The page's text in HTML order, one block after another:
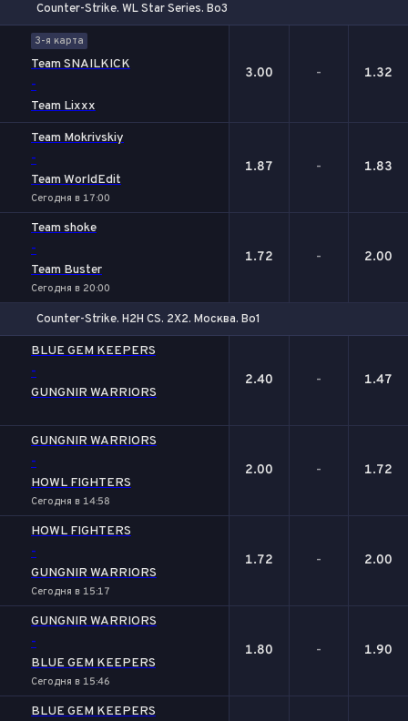
Counter-Strike. WL Star Series. Bo3
3-я карта
Team SNAILKICK
-
Team Lixxx
3.00 - 1.32
Team Mokrivskiy
-
Team WorldEdit
Сегодня в 17:00
1.87 - 1.83
Team shoke
-
Team Buster
Сегодня в 20:00
1.72 - 2.00
Counter-Strike. H2H CS. 2X2. Москва. Bo1
BLUE GEM KEEPERS
-
GUNGNIR WARRIORS
2.40 - 1.47
GUNGNIR WARRIORS
-
HOWL FIGHTERS
Сегодня в 14:58
2.00 - 1.72
HOWL FIGHTERS
-
GUNGNIR WARRIORS
Сегодня в 15:17
1.72 - 2.00
GUNGNIR WARRIORS
-
BLUE GEM KEEPERS
Сегодня в 15:46
1.80 - 1.90
BLUE GEM KEEPERS